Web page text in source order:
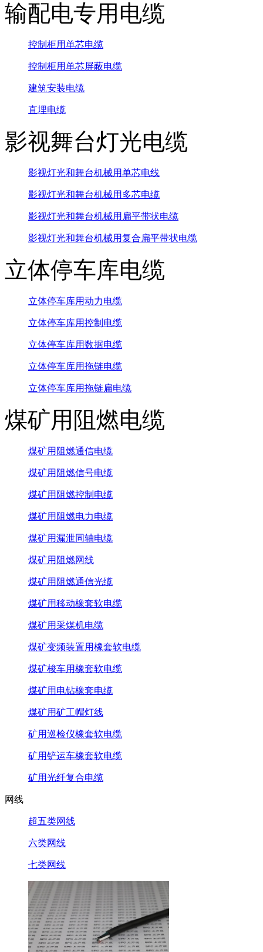
输配电专用电缆
控制柜用单芯电缆
控制柜用单芯屏蔽电缆
建筑安装电缆
直埋电缆
影视舞台灯光电缆
影视灯光和舞台机械用单芯电线
影视灯光和舞台机械用多芯电缆
影视灯光和舞台机械用扁平带状电缆
影视灯光和舞台机械用复合扁平带状电缆
立体停车库电缆
立体停车库用动力电缆
立体停车库用控制电缆
立体停车库用数据电缆
立体停车库用拖链电缆
立体停车库用拖链扁电缆
煤矿用阻燃电缆
煤矿用阻燃通信电缆
煤矿用阻燃信号电缆
煤矿用阻燃控制电缆
煤矿用阻燃电力电缆
煤矿用漏泄同轴电缆
煤矿用阻燃网线
煤矿用阻燃通信光缆
煤矿用移动橡套软电缆
煤矿用采煤机电缆
煤矿变频装置用橡套软电缆
煤矿梭车用橡套软电缆
煤矿用电钻橡套电缆
煤矿用矿工帽灯线
矿用巡检仪橡套软电缆
矿用铲运车橡套软电缆
矿用光纤复合电缆
网线
超五类网线
六类网线
七类网线